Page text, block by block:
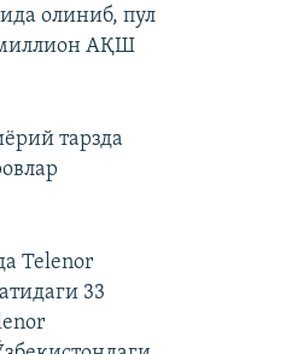
олиниб, пул
миллион АҚШ
тарзда
Telenor
33